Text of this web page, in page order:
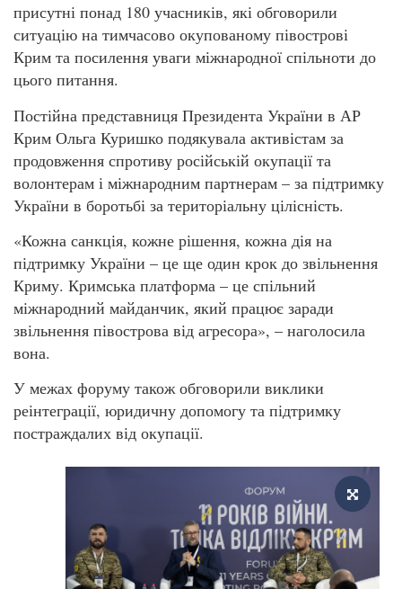
присутні понад 180 учасників, які обговорили
ситуацію на тимчасово окупованому півострові
Крим та посилення уваги міжнародної спільноти до
цього питання.
Постійна представниця Президента України в АР
Крим Ольга Куришко подякувала активістам за
продовження спротиву російській окупації та
волонтерам і міжнародним партнерам – за підтримку
України в боротьбі за територіальну цілісність.
«Кожна санкція, кожне рішення, кожна дія на
підтримку України – це ще один крок до звільнення
Криму. Кримська платформа – це спільний
міжнародний майданчик, який працює заради
звільнення півострова від агресора», – наголосила
вона.
У межах форуму також обговорили виклики
реінтеграції, юридичну допомогу та підтримку
постраждалих від окупації.